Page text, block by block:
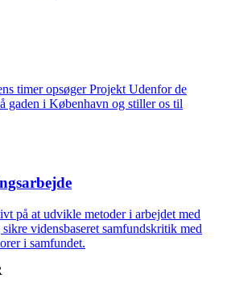
timer opsøger Projekt Udenfor de
gaden i København og stiller os til
på at udvikle metoder i arbejdet med
vidensbaseret samfundskritik med
i samfundet.